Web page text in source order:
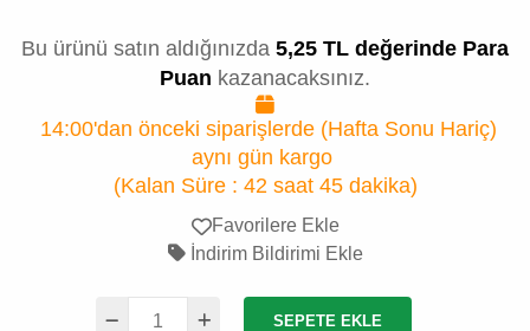
Bu ürünü satın aldığınızda 5,25 TL değerinde Para
Puan kazanacaksınız.
14:00'dan önceki siparişlerde (Hafta Sonu Hariç)
aynı gün kargo
(Kalan Süre : 42 saat 45 dakika)
Favorilere Ekle
İndirim Bildirimi Ekle
SEPETE EKLE